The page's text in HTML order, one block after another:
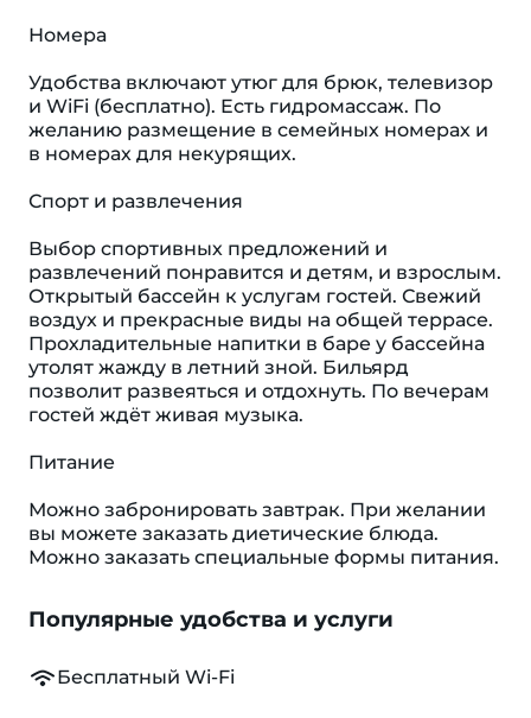
Номера
Удобства включают утюг для брюк, телевизор
и WiFi (бесплатно). Eсть гидромассаж. По
желанию размещение в семейных номерах и
в номерах для некурящих.
Спорт и развлечения
Выбор спортивных предложений и
развлечений понравится и детям, и взрослым.
Открытый бассейн к услугам гостей. Свежий
воздух и прекрасные виды на общей террасе.
Прохладительные напитки в баре у бассейна
утолят жажду в летний зной. Бильярд
позволит развеяться и отдохнуть. По вечерам
гостей ждёт живая музыка.
Питание
Можно забронировать завтрак. При желании
вы можете заказать диетические блюда.
Можно заказать специальные формы питания.
Популярные удобства и услуги
Бесплатный Wi-Fi